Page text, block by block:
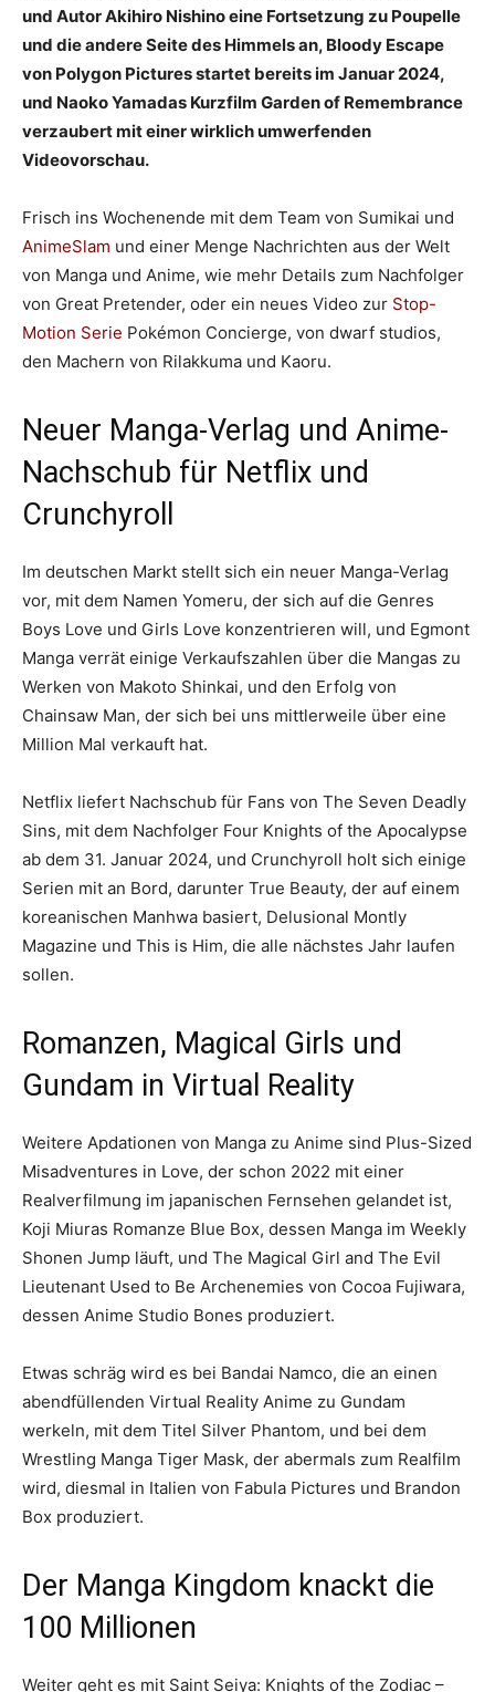
und Autor Akihiro Nishino eine Fortsetzung zu Poupelle
und die andere Seite des Himmels an, Bloody Escape
von Polygon Pictures startet bereits im Januar 2024,
und Naoko Yamadas Kurzfilm Garden of Remembrance
verzaubert mit einer wirklich umwerfenden
Videovorschau.
Frisch ins Wochenende mit dem Team von Sumikai und
AnimeSlam und einer Menge Nachrichten aus der Welt
von Manga und Anime, wie mehr Details zum Nachfolger
von Great Pretender, oder ein neues Video zur Stop-
Motion Serie Pokémon Concierge, von dwarf studios,
den Machern von Rilakkuma und Kaoru.
Neuer Manga-Verlag und Anime-
Nachschub für Netflix und
Crunchyroll
Im deutschen Markt stellt sich ein neuer Manga-Verlag
vor, mit dem Namen Yomeru, der sich auf die Genres
Boys Love und Girls Love konzentrieren will, und Egmont
Manga verrät einige Verkaufszahlen über die Mangas zu
Werken von Makoto Shinkai, und den Erfolg von
Chainsaw Man, der sich bei uns mittlerweile über eine
Million Mal verkauft hat.
Netflix liefert Nachschub für Fans von The Seven Deadly
Sins, mit dem Nachfolger Four Knights of the Apocalypse
ab dem 31. Januar 2024, und Crunchyroll holt sich einige
Serien mit an Bord, darunter True Beauty, der auf einem
koreanischen Manhwa basiert, Delusional Montly
Magazine und This is Him, die alle nächstes Jahr laufen
sollen.
Romanzen, Magical Girls und
Gundam in Virtual Reality
Weitere Apdationen von Manga zu Anime sind Plus-Sized
Misadventures in Love, der schon 2022 mit einer
Realverfilmung im japanischen Fernsehen gelandet ist,
Koji Miuras Romanze Blue Box, dessen Manga im Weekly
Shonen Jump läuft, und The Magical Girl and The Evil
Lieutenant Used to Be Archenemies von Cocoa Fujiwara,
dessen Anime Studio Bones produziert.
Etwas schräg wird es bei Bandai Namco, die an einen
abendfüllenden Virtual Reality Anime zu Gundam
werkeln, mit dem Titel Silver Phantom, und bei dem
Wrestling Manga Tiger Mask, der abermals zum Realfilm
wird, diesmal in Italien von Fabula Pictures und Brandon
Box produziert.
Der Manga Kingdom knackt die
100 Millionen
Weiter geht es mit Saint Seiya: Knights of the Zodiac –